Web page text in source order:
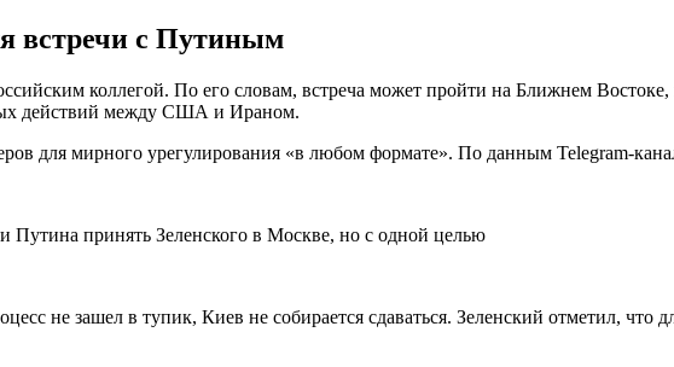
встречи с Путиным
коллегой. По его словам, встреча может пройти на Ближнем
действий между США и Ираном.
для мирного урегулирования «в любом формате». По данным Telegram-
не зашел в тупик, Киев не собирается сдаваться. Зеленский отметил,